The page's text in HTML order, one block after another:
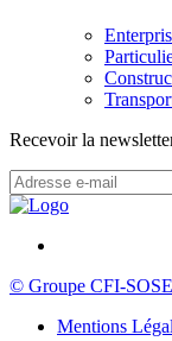
Recevoir la
© Groupe CFI-
Mentions